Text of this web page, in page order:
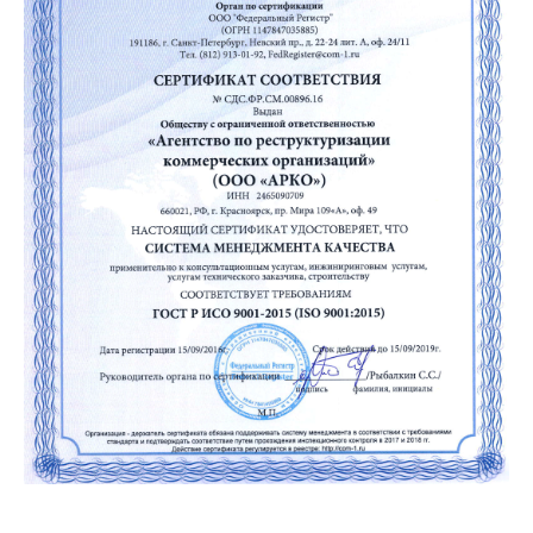
18.10.2016
Бизнес-форум «Бельгия, Люксембург —
Евразийский экономический Союз»
14.10.2016
InRussia 2016
13.10.2016
Локализация производства. Встреча в
посольстве Австрии
12.10.2016
Инвестиционные проекты. Segezha group
28.09.2016
Алюминиевая долина
27.09.2016